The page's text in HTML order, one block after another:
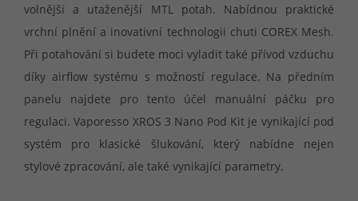
volnější a utaženější MTL potah. Nabídnou praktické
vrchní plnění a inovativní technologii chuti COREX Mesh.
Při potahování si budete moci vyladit také přívod vzduchu
díky airflow systému s možností regulace. Na předním
panelu najdete pro tento účel manuální páčku pro
regulaci. Vaporesso XROS 3 Nano Pod Kit je vynikající pod
systém pro klasické šlukování, který nabídne nejen
stylové zpracování, ale také vynikající parametry.